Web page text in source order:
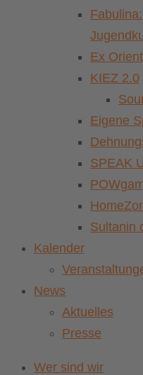
Ex
KIEZ 2.0
Eigene
SPEAK
Sultanin
Kalender
News
Aktuelles
Presse
Wer sind wir